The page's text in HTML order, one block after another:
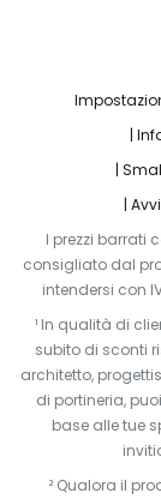
I prezzi barrati
consigliato dal
intendersi con
¹ In qualità di
subito di sconti
architetto,
di portineria,
base alle tue
² Qualora il